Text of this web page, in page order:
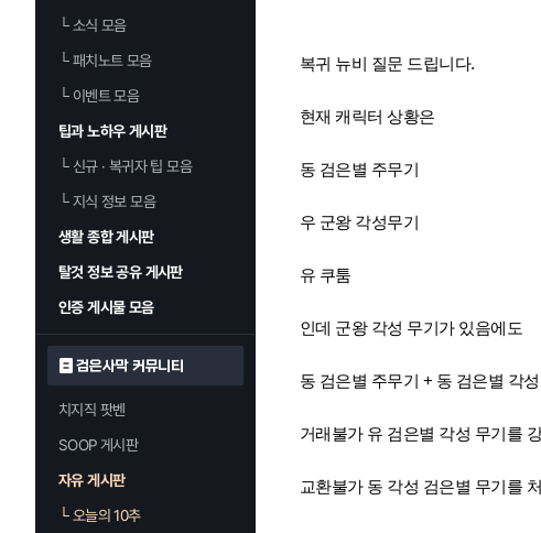
└소식 모음
└패치노트 모음
└이벤트 모음
팁과 노하우 게시판
└신규 · 복귀자 팁 모음
└지식 정보 모음
생활 종합 게시판
탈것 정보 공유 게시판
인증 게시물 모음
검은사막 커뮤니티
치지직 팟벤
SOOP 게시판
자유 게시판
└오늘의 10추
복귀 뉴비 질문 드립니다.
현재 캐릭터 상황은
동 검은별 주무기
우 군왕 각성무기
유 쿠툼
인데 군왕 각성 무기가 있음에도
동 검은별 주무기 + 동 검은별 각
거래불가 유 검은별 각성 무기를
교환불가 동 각성 검은별 무기를